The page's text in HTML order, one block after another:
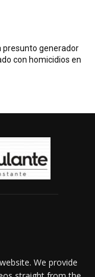
presunto generador
con homicidios en
We provide